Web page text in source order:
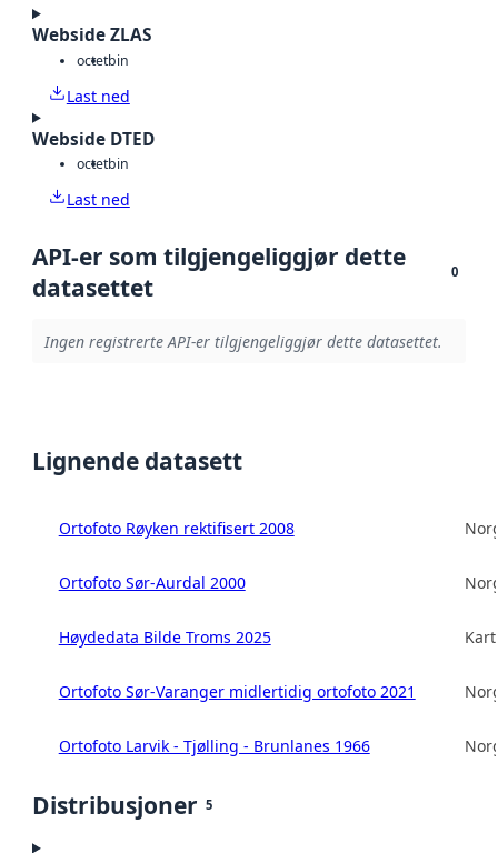
Webside ZLAS
octetbin
Last ned
Webside DTED
octetbin
Last ned
API-er som tilgjengeliggjør dette
datasettet
0
Ingen registrerte API-er tilgjengeliggjør dette datasettet.
Lignende datasett
Ortofoto Røyken rektifisert 2008
Ortofoto Sør-Aurdal 2000
Høydedata Bilde Troms 2025
Ortofoto Sør-Varanger midlertidig ortofoto 2021
Ortofoto Larvik - Tjølling - Brunlanes 1966
Distribusjoner 5